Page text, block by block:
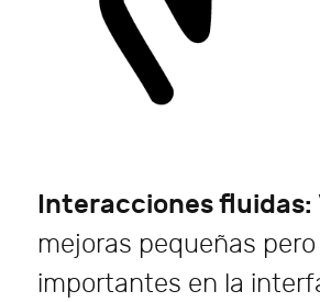
Interacciones fluidas:
mejoras pequeñas pero
importantes en la